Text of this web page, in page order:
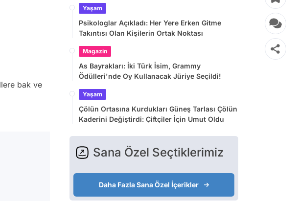
bak ve
Yaşam
Psikologlar Açıkladı: Her Yere Erken Gitme
Takıntısı Olan Kişilerin Ortak Noktası
Magazin
As Bayrakları: İki Türk İsim, Grammy
Ödülleri'nde Oy Kullanacak Jüriye Seçildi!
Yaşam
Çölün Ortasına Kurdukları Güneş Tarlası Çölün
Kaderini Değiştirdi: Çiftçiler İçin Umut Oldu
Sana Özel Seçtiklerimiz
Daha Fazla Sana Özel İçerikler